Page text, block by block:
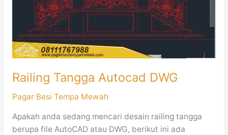
Railing Tangga Autocad DWG
Pagar Besi Tempa Mewah
Apakah anda sedang mencari desain railing tangga
berupa file AutoCAD atau DWG, berikut ini ada